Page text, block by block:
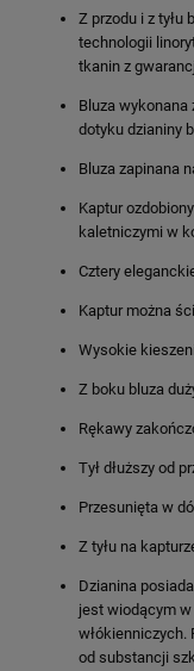
Z przodu i z tyłu
technologii
tkanin z
Bluza
dotyku dzianiny
Bluza zapinana
Kaptur
kaletniczymi w
Cztery
Kaptur można
Wysokie
Z boku bluza
Rękawy
Tył dłuższy od
Przesunięta w
Z tyłu na
Dzianina
jest wiodącym
włókienniczych.
od substancji